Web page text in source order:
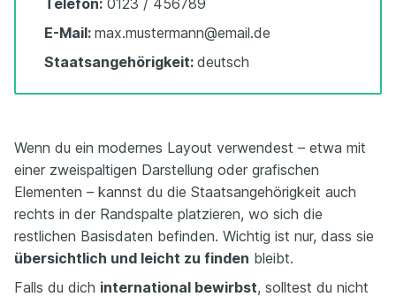
Telefon: 0123 / 456789
E-Mail: max.mustermann@email.de
Staatsangehörigkeit: deutsch
Wenn du ein modernes Layout verwendest – etwa mit
einer zweispaltigen Darstellung oder grafischen
Elementen – kannst du die Staatsangehörigkeit auch
rechts in der Randspalte platzieren, wo sich die
restlichen Basisdaten befinden. Wichtig ist nur, dass sie
übersichtlich und leicht zu finden bleibt.
Falls du dich international bewirbst, solltest du nicht